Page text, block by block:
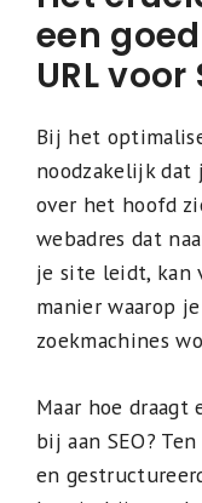
een
URL voor
Bij het
noodzakelijk dat
over het hoofd
webadres dat
je site leidt, kan
manier waarop
zoekmachines
Maar hoe draagt
bij aan SEO?
en